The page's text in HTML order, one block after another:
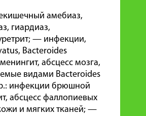
амебиаз,
гиардиаз,
— инфекции,
Bacteroides
абсцесс мозга,
видами Bacteroides
инфекции брюшной
абсцесс фаллопиевых
и мягких тканей; —